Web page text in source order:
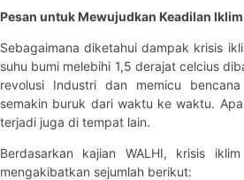
Pesan untuk Mewujudkan Keadilan Iklim
Sebagaimana diketahui dampak krisis
suhu bumi melebihi 1,5 derajat celcius
revolusi Industri dan memicu
semakin buruk dari waktu ke waktu.
terjadi juga di tempat lain.
Berdasarkan kajian WALHI, krisis
mengakibatkan sejumlah berikut: